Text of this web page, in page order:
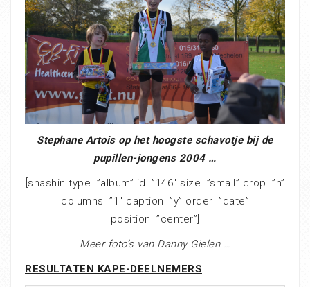
Stephane Artois op het hoogste schavotje bij de
pupillen-jongens 2004 …
[shashin type=”album” id=”146″ size=”small” crop=”n”
columns=”1″ caption=”y” order=”date”
position=”center”]
Meer foto’s van Danny Gielen …
RESULTATEN KAPE-DEELNEMERS